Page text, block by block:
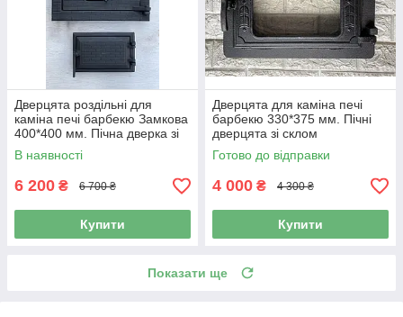
Дверцята роздільні для
каміна печі барбекю Замкова
400*400 мм. Пічна дверка зі
склом
В наявності
6 200 ₴ 6 700 ₴
Купити
Дверцята для каміна печі
барбекю 330*375 мм. Пічні
дверцята зі склом
Готово до відправки
4 000 ₴ 4 300 ₴
Купити
Показати ще